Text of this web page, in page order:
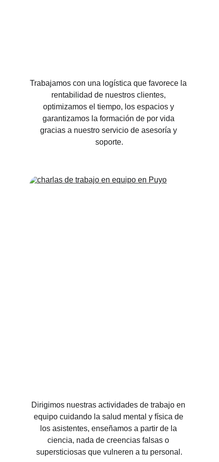
Trabajamos con una logística que favorece la
rentabilidad de nuestros clientes,
optimizamos el tiempo, los espacios y
garantizamos la formación de por vida
gracias a nuestro servicio de asesoría y
soporte.
Dirigimos nuestras actividades de trabajo en
equipo cuidando la salud mental y física de
los asistentes, enseñamos a partir de la
ciencia, nada de creencias falsas o
supersticiosas que vulneren a tu personal.